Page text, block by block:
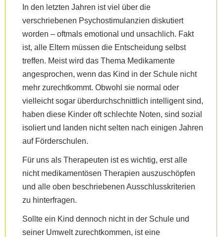
In den letzten Jahren ist viel über die
verschriebenen Psychostimulanzien diskutiert
worden – oftmals emotional und unsachlich. Fakt
ist, alle Eltern müssen die Entscheidung selbst
treffen. Meist wird das Thema Medikamente
angesprochen, wenn das Kind in der Schule nicht
mehr zurechtkommt. Obwohl sie normal oder
vielleicht sogar überdurchschnittlich intelligent sind,
haben diese Kinder oft schlechte Noten, sind sozial
isoliert und landen nicht selten nach einigen Jahren
auf Förderschulen.
Für uns als Therapeuten ist es wichtig, erst alle
nicht medikamentösen Therapien auszuschöpfen
und alle oben beschriebenen Ausschlusskriterien
zu hinterfragen.
Sollte ein Kind dennoch nicht in der Schule und
seiner Umwelt zurechtkommen, ist eine